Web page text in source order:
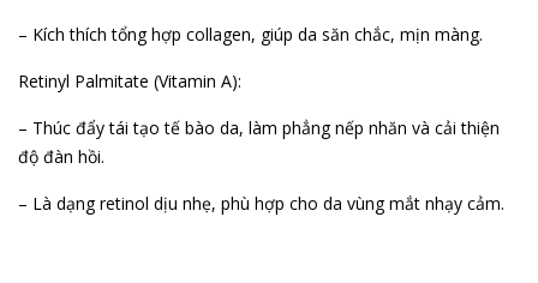
– Kích thích tổng hợp collagen, giúp da săn chắc, mịn màng.
Retinyl Palmitate (Vitamin A):
– Thúc đẩy tái tạo tế bào da, làm phẳng nếp nhăn và cải thiện
độ đàn hồi.
– Là dạng retinol dịu nhẹ, phù hợp cho da vùng mắt nhạy cảm.